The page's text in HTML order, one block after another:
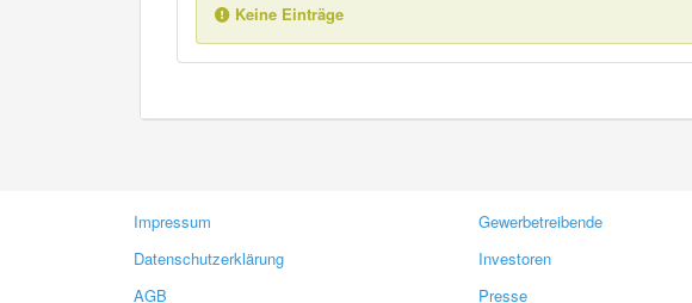
Keine Einträge
Impressum
Datenschutzerklärung
AGB
Gewerbetreibende
Investoren
Presse